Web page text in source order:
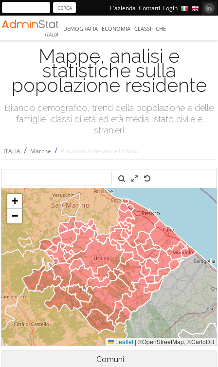
L'azienda Contatti Login
ITALIA
DEMOGRAFIA ECONOMIA CLASSIFICHE
Mappe, analisi e
statistiche sulla
popolazione residente
Bilancio demografico, trend della popolazione e delle
famiglie, classi di età ed età media, stato civile e
stranieri
ITALIA / Marche / Provincia di Pesaro e Urbino
Comuni